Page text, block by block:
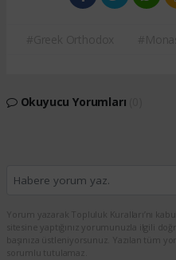
Okuyucu Yorumları
Yorum yazarak Topluluk Kuralları’nı
sitesine yaptığınız yorumunuzla ilgili
başınıza üstleniyorsunuz. Yazılan tüm
sorumlu tutulamaz.